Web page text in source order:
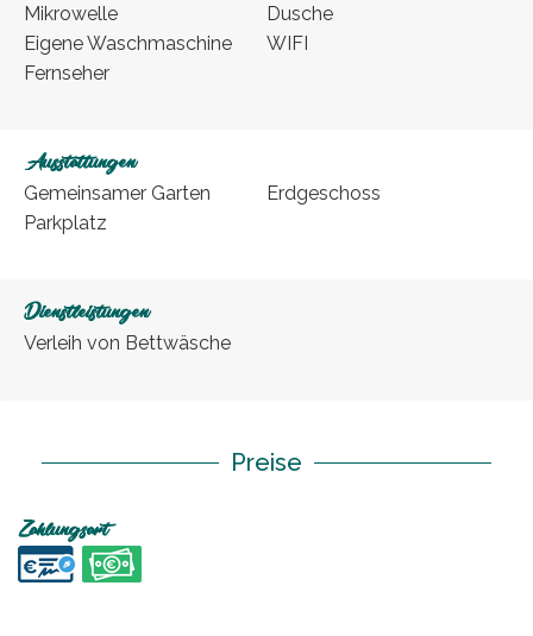
Mikrowelle
Eigene Waschmaschine
Fernseher
Dusche
WIFI
Ausstattungen
Gemeinsamer Garten
Parkplatz
Erdgeschoss
Dienstleistungen
Verleih von Bettwäsche
Preise
Zahlungsart